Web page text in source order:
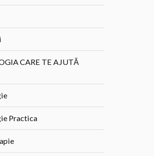
CARE TE AJUTĂ
Practica